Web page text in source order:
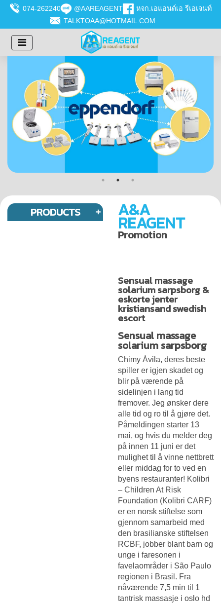
074-262240 @AAREAGENT
หจก.เอแอนด์เอ รีเอเจนท์
TALKTOAA@HOTMAIL.COM
PRODUCTS A&A
REAGENT
Promotion
Sensual massage
solarium sarpsborg &
eskorte jenter
kristiansand swedish
escort
Sensual massage
solarium sarpsborg
Chimy Ávila, deres beste
spiller er igjen skadet og
blir på værende på
sidelinjen i lang tid
fremover. Jeg ønsker dere
alle tid og ro til å gjøre det.
Påmeldingen starter 13
mai, og hvis du melder deg
på innen 11 juni er det
mulighet til å vinne nettbrett
eller middag for to ved en
byens restauranter! Kolibri
– Children At Risk
Foundation (Kolibri CARF)
er en norsk stiftelse som
gjennom samarbeid med
den brasilianske stiftelsen
RCBF, jobber blant barn og
unge i faresonen i
favelaområder i São Paulo
regionen i Brasil. Fra
nåværende 7,5 min til 1
tantrisk massasje i oslo hd